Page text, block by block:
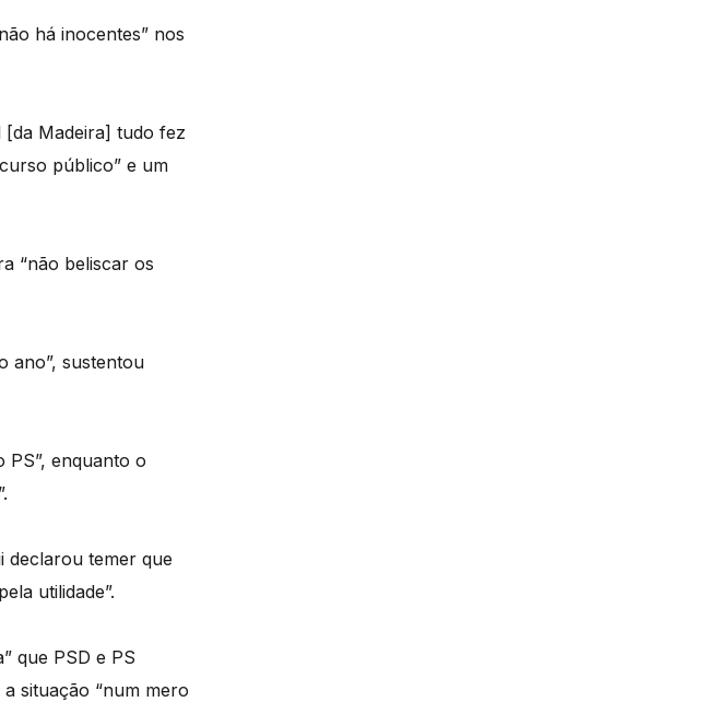
há inocentes” nos
[da Madeira] tudo fez
público” e um
“não beliscar os
ano”, sustentou
PS”, enquanto o
declarou temer que
utilidade”.
que PSD e PS
situação “num mero